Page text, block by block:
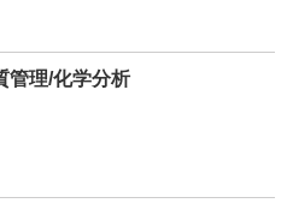
管理/化学分析